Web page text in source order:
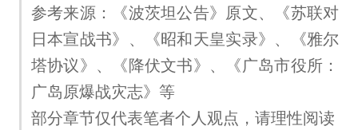
参考来源：《波茨坦公告》原文、《苏联对
日本宣战书》、《昭和天皇实录》、《雅尔
塔协议》、《降伏文书》、《广岛市役所：
广岛原爆战灾志》等
部分章节仅代表笔者个人观点，请理性阅读